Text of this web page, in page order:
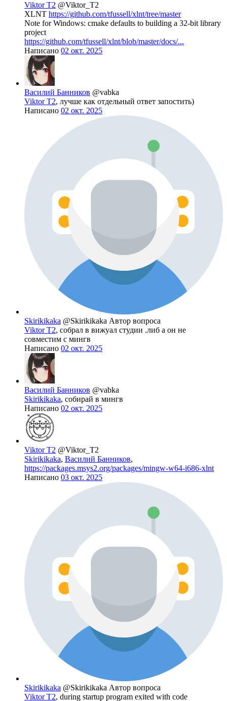
Viktor T2 @Viktor_T2
XLNT https://github.com/tfussell/xlnt/tree/master
Note for Windows: cmake defaults to building a 32-bit library
project
https://github.com/tfussell/xlnt/blob/master/docs/...
Написано 02 окт. 2025
Василий Банников @vabka
Viktor T2, лучше как отдельный ответ запостить)
Написано 02 окт. 2025
Skirikikaka @Skirikikaka Автор вопроса
Viktor T2, собрал в вижуал студии .либ а он не
совместим с мингв
Написано 02 окт. 2025
Василий Банников @vabka
Skirikikaka, собирай в мингв
Написано 02 окт. 2025
Viktor T2 @Viktor_T2
Skirikikaka, Василий Банников,
https://packages.msys2.org/packages/mingw-w64-i686-xlnt
Написано 03 окт. 2025
Skirikikaka @Skirikikaka Автор вопроса
Viktor T2, during startup program exited with code